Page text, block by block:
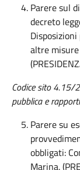
Parere sul
decreto
altre misure
Codice sito 4.15/
pubblica e
Parere su
obbligati:
Marina.